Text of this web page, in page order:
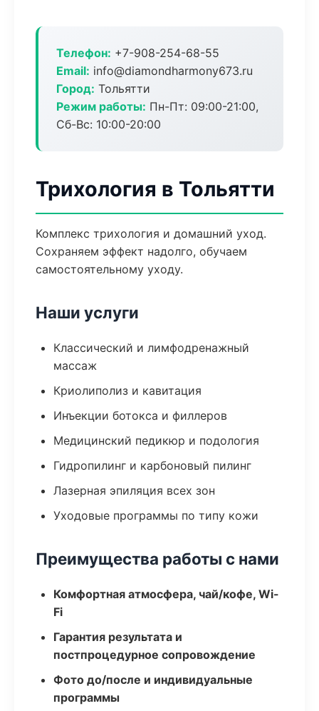
Телефон: +7-908-254-68-55
Email: info@diamondharmony673.ru
Город: Тольятти
Режим работы: Пн-Пт: 09:00-21:00,
Сб-Вс: 10:00-20:00
Трихология в Тольятти
Комплекс трихология и домашний уход.
Сохраняем эффект надолго, обучаем
самостоятельному уходу.
Наши услуги
Классический и лимфодренажный
массаж
Криолиполиз и кавитация
Инъекции ботокса и филлеров
Медицинский педикюр и подология
Гидропилинг и карбоновый пилинг
Лазерная эпиляция всех зон
Уходовые программы по типу кожи
Преимущества работы с нами
Комфортная атмосфера, чай/кофе, Wi-
Fi
Гарантия результата и
постпроцедурное сопровождение
Фото до/после и индивидуальные
программы